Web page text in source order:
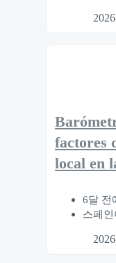
factores
local en
6달 전
스페인